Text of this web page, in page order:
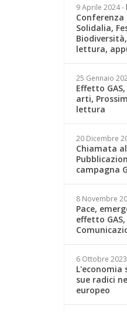
9 Aprile 2024-
Solidalia,
lettura,
25 Gennaio
Effetto
arti,
lettura
20 Dicembre
Chiamata
campagna
8 Novembre
Pace,
effetto GAS,
6 Ottobre 2023
L'economia
sue radici
europeo